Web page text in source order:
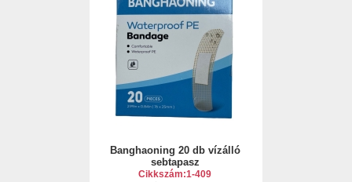
Banghaoning 20 db vízálló
sebtapasz
Cikkszám:1-409